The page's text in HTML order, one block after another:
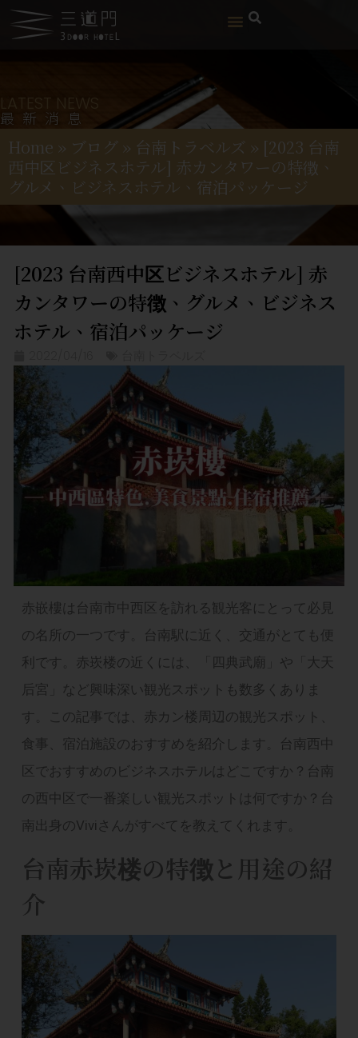
LATEST NEWS
最新消息
Home » ブログ » 台南トラベルズ » [2023 台南
西中区ビジネスホテル] 赤カンタワーの特徴、
グルメ、ビジネスホテル、宿泊パッケージ
[2023 台南西中区ビジネスホテル] 赤
カンタワーの特徴、グルメ、ビジネス
ホテル、宿泊パッケージ
赤嵌樓は台南市中西区を訪れる観光客にとって必見
の名所の一つです。台南駅に近く、交通がとても便
利です。赤崁楼の近くには、「四典武廟」や「大天
后宮」など興味深い観光スポットも数多くありま
す。この記事では、赤カン楼周辺の観光スポット、
食事、宿泊施設のおすすめを紹介します。台南西中
区でおすすめのビジネスホテルはどこですか？台南
の西中区で一番楽しい観光スポットは何ですか？台
南出身のViviさんがすべてを教えてくれます。
台南赤崁楼の特徴と用途の紹
介